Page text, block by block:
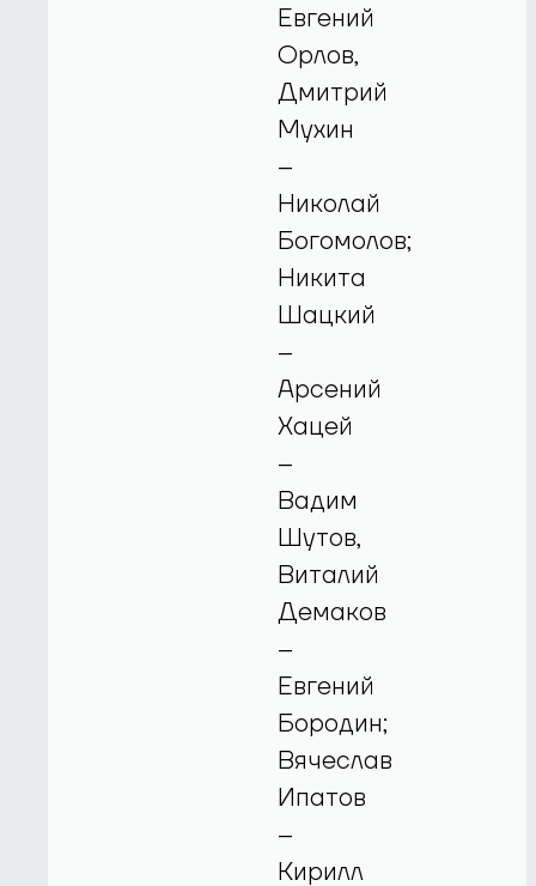
Евгений
Орлов,
Дмитрий
Мухин
–
Николай
Богомолов;
Никита
Шацкий
–
Арсений
Хацей
–
Вадим
Шутов,
Виталий
Демаков
–
Евгений
Бородин;
Вячеслав
Ипатов
–
Кирилл